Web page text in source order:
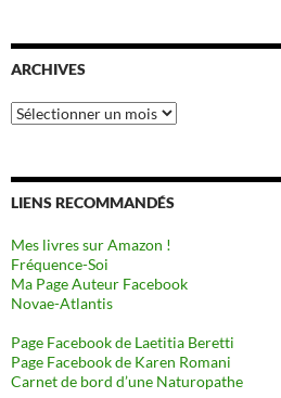
ARCHIVES
Archives
LIENS RECOMMANDÉS
Mes livres sur Amazon !
Fréquence-Soi
Ma Page Auteur Facebook
Novae-Atlantis
Page Facebook de Laetitia Beretti
Page Facebook de Karen Romani
Carnet de bord d’une Naturopathe